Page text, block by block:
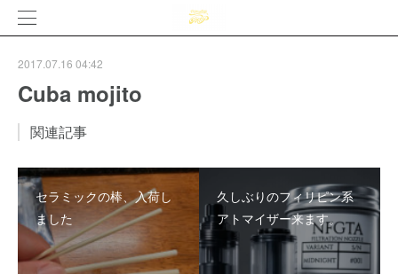
2017.07.16 04:42
Cuba mojito
関連記事
セラミックの棒、入荷し
ました
久しぶりのフィリピン系
アトマイザー来ます。